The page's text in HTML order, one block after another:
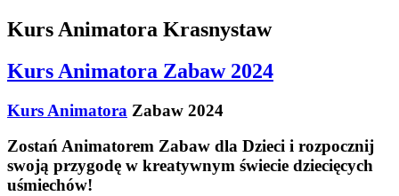
Kurs Animatora Krasnystaw
Kurs Animatora Zabaw 2024
Kurs Animatora Zabaw 2024
Zostań Animatorem Zabaw dla Dzieci i rozpocznij
swoją przygodę w kreatywnym świecie dziecięcych
uśmiechów!